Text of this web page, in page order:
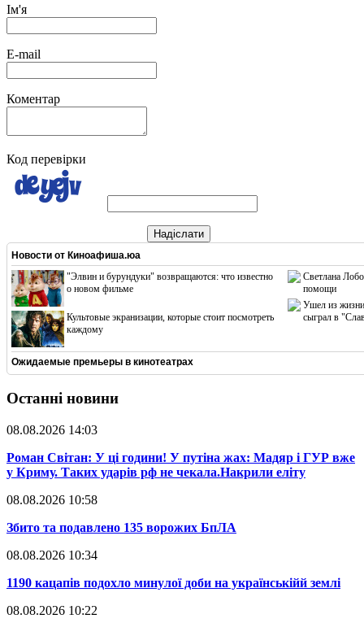
Ім'я
E-mail
Коментар
Код перевірки
Надіслати
Новости от Киноафиша.юа
"Элвин и бурундуки" возвращаются: что известно
о новом фильме
Культовые экранизации, которые стоит посмотреть
каждому
Светлана
помощи
Ушел из жизни
сыграл в
Ожидаемые премьеры в кинотеатрах
Останні новини
08.08.2026 14:03
​Роман Світан: У ці години! У путіна жах: Мадяр і ГУР вже
у Криму. Таких ударів рф не чекала.Накрили еліту
08.08.2026 10:58
​Збито та подавлено 135 ворожих БпЛА
08.08.2026 10:34
​1190 кацапів подохло минулої доби на українськійй землі
08.08.2026 10:22